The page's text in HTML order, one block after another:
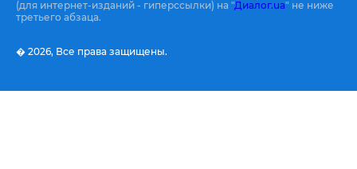
(для интернет-изданий - гиперссылки) на "Диалог.ua" не ниже
третьего абзаца.
� 2026, Все права защищены.